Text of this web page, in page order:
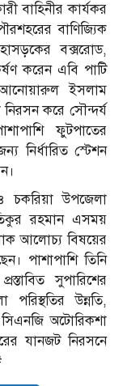
বাহিনীর কার্যকর
বাণিজ্যিক
বক্সরোড,
করেন এবি পাটি
ইসলাম
করে সৌন্দর্য
ফুটপাতের
নির্ধারিত স্টেশন
চকরিয়া উপজেলা
রহমান এসময়
আলোচ্য বিষয়ের
পাশাপাশি তিনি
সুপারিশের
উন্নতি,
অটোরিকশা
যানজট নিরসনে